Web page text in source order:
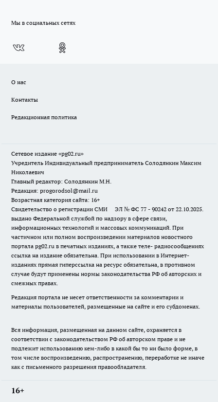
Мы в социальных сетях
О нас
Контакты
Редакционная политика
Сетевое издание «pg02.ru»
Учредитель Индивидуальный предприниматель Солодянкин Максим
Николаевич
Главный редактор: Солодянкин М.Н.
Редакция: progorodsol@mail.ru
Возрастная категория сайта: 16+
Свидетельство о регистрации СМИ ЭЛ № ФС 77 - 90242 от 22.10.2025.
выдано Федеральной службой по надзору в сфере связи,
информационных технологий и массовых коммуникаций. При
частичном или полном воспроизведении материалов новостного
портала pg02.ru в печатных изданиях, а также теле- радиосообщениях
ссылка на издание обязательна. При использовании в Интернет-
изданиях прямая гиперссылка на ресурс обязательна, в противном
случае будут применены нормы законодательства РФ об авторских и
смежных правах.
Редакция портала не несет ответственности за комментарии и
материалы пользователей, размещенные на сайте и его субдоменах.
Вся информация, размещенная на данном сайте, охраняется в
соответствии с законодательством РФ об авторском праве и не
подлежит использованию кем-либо в какой бы то ни было форме, в
том числе воспроизведению, распространению, переработке не иначе
как с письменного разрешения правообладателя.
16+